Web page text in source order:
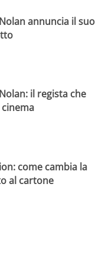
annuncia il suo
il regista che
come cambia la
al cartone